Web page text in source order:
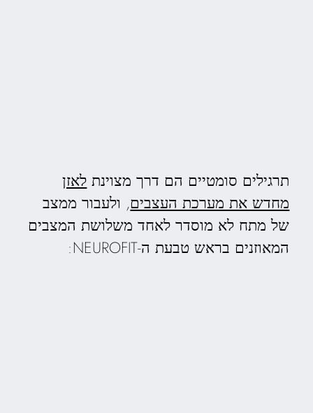
תרגילים סומטיים הם דרך מצוינת לאזן
מחדש את מערכת העצבים, ולעבור ממצב
של מתח לא מוסדר לאחד משלושת המצבים
המאוזנים בראש טבעת ה-NEUROFIT: